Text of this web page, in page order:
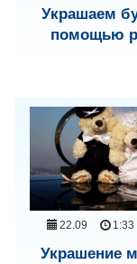
Украшаем
помощью
22.09 1:33
Украшение